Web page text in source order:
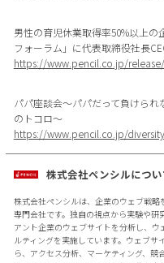
男性の育児休業取得率50%以上
フォーラム」に代表取締役社長
https://www.pencil.co.jp/release/
パパ座談会〜パパだって負けら
のトコロ〜
https://www.pencil.co.jp/
株式会社ペンシルについ
株式会社ペンシルは、企業のウェブ戦
専門会社です。独自の視点から実験や
アント企業のウェブサイトを分析し、
ルティングを実施しています。ウェブ
ら、アクセス分析、マーケティング、